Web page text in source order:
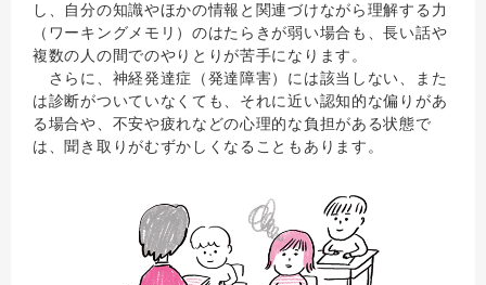
し、自分の知識やほかの情報と関連づけながら理解する力
（ワーキングメモリ）のはたらきが弱い場合も、長い話や
複数の人の間でのやりとりが苦手になります。
さらに、神経発達症（発達障害）には該当しない、また
は診断がついていなくても、それに近い認知的な偏りがあ
る場合や、不安や疲れなどの心理的な負担がある状態で
は、聞き取りがむずかしくなることもあります。